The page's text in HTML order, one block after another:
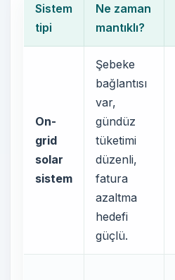
Sistem
tipi
Ne zaman
mantıklı?
On-
grid
solar
sistem
Şebeke
bağlantısı
var,
gündüz
tüketimi
düzenli,
fatura
azaltma
hedefi
güçlü.